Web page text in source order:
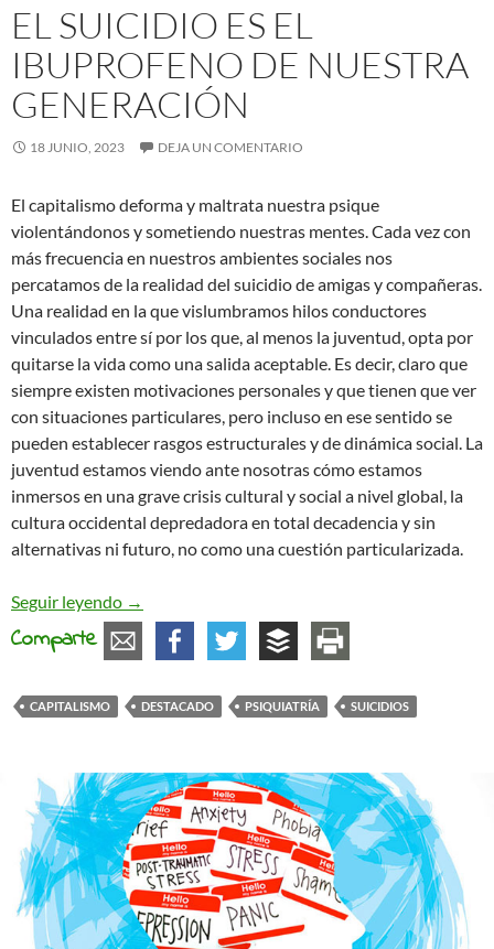
EL SUICIDIO ES EL
IBUPROFENO DE NUESTRA
GENERACIÓN
18 JUNIO, 2023 DEJA UN COMENTARIO
El capitalismo deforma y maltrata nuestra psique
violentándonos y sometiendo nuestras mentes. Cada vez con
más frecuencia en nuestros ambientes sociales nos
percatamos de la realidad del suicidio de amigas y compañeras.
Una realidad en la que vislumbramos hilos conductores
vinculados entre sí por los que, al menos la juventud, opta por
quitarse la vida como una salida aceptable. Es decir, claro que
siempre existen motivaciones personales y que tienen que ver
con situaciones particulares, pero incluso en ese sentido se
pueden establecer rasgos estructurales y de dinámica social. La
juventud estamos viendo ante nosotras cómo estamos
inmersos en una grave crisis cultural y social a nivel global, la
cultura occidental depredadora en total decadencia y sin
alternativas ni futuro, no como una cuestión particularizada.
Seguir leyendo El suicidio es el ibuprofeno de nuestra
→
Comparte
CAPITALISMO DESTACADO PSIQUIATRÍA SUICIDIOS